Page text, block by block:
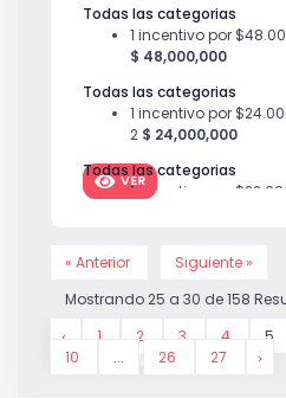
Todas las categorias
1 incentivo por
$ 48,000,000
Todas las categorias
1 incentivo por
2 $ 24,000,000
Todas las categorias
1 incentivo por
1 incentivo por
4 $ 36,000,000
VER
« Anterior
Siguiente »
Mostrando 25 a 30 de158
1
2 3 4 5
10
... 26 27